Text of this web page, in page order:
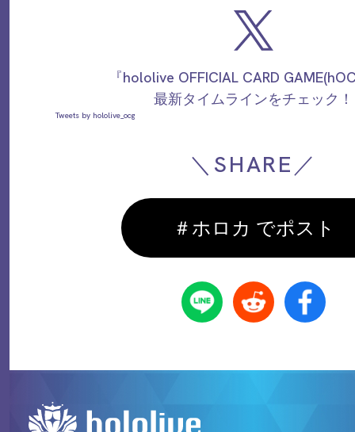
『hololive OFFICIAL CARD
最新タイムラインをチェック！
Tweets by hololive_ocg
＼SHARE／
＃ホロカ でポスト